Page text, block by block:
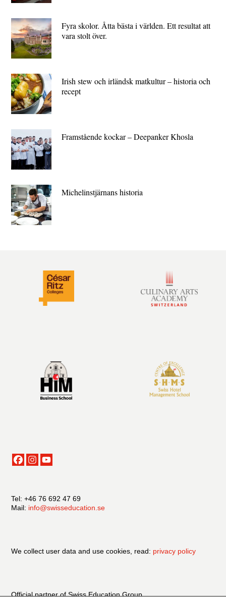
Fyra skolor. Åtta bästa i världen. Ett resultat att
vara stolt över.
Irish stew och irländsk matkultur – historia och
recept
Framstående kockar – Deepanker Khosla
Michelin­stjärnans historia
Tel: +46 76 692 47 69
Mail: info@swisseducation.se
We collect user data and use cookies, read: privacy policy
Official partner of Swiss Education Group